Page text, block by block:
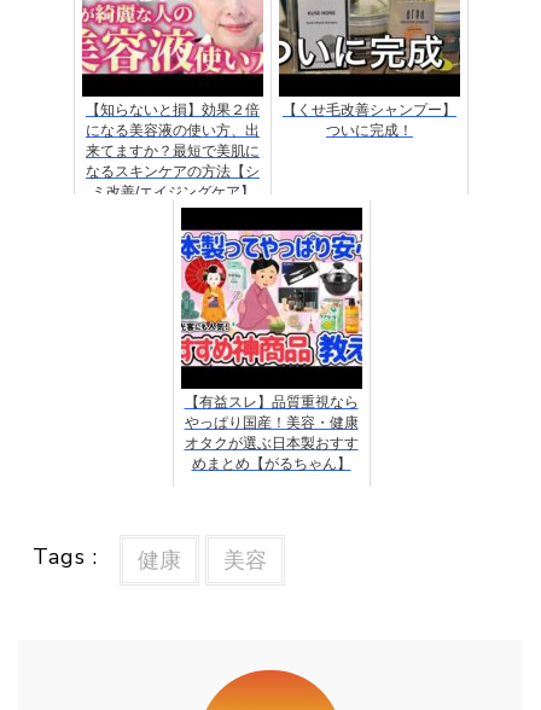
【知らないと損】効果２倍
になる美容液の使い方、出
来てますか？最短で美肌に
なるスキンケアの方法【シ
ミ改善/エイジングケア】
【くせ毛改善シャンプー】
ついに完成！
【有益スレ】品質重視なら
やっぱり国産！美容・健康
オタクが選ぶ日本製おすす
めまとめ【がるちゃん】
Tags : 健康 美容